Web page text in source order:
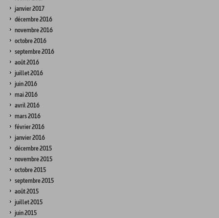
janvier 2017
décembre 2016
novembre 2016
octobre 2016
septembre 2016
août 2016
juillet 2016
juin 2016
mai 2016
avril 2016
mars 2016
février 2016
janvier 2016
décembre 2015
novembre 2015
octobre 2015
septembre 2015
août 2015
juillet 2015
juin 2015